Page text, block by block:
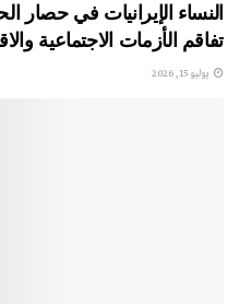
النساء الإيرانيات في حصار
تفاقم الأزمات الاجتماعية
يوليو 15, 2026